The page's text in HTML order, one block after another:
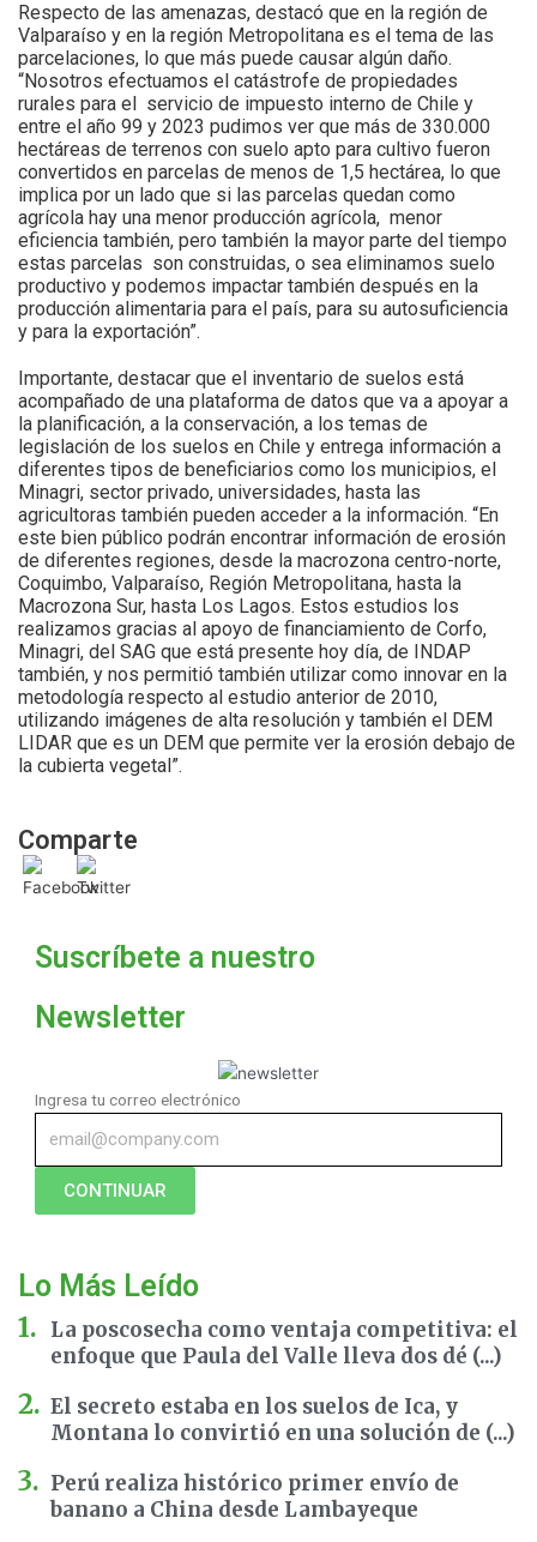
Comparte
Respecto de las amenazas, destacó que en la región de
Valparaíso y en la región Metropolitana es el tema de las
parcelaciones, lo que más puede causar algún daño.
“Nosotros efectuamos el catástrofe de propiedades
rurales para el servicio de impuesto interno de Chile y
entre el año 99 y 2023 pudimos ver que más de 330.000
hectáreas de terrenos con suelo apto para cultivo fueron
convertidos en parcelas de menos de 1,5 hectárea, lo que
implica por un lado que si las parcelas quedan como
agrícola hay una menor producción agrícola, menor
eficiencia también, pero también la mayor parte del tiempo
estas parcelas son construidas, o sea eliminamos suelo
productivo y podemos impactar también después en la
producción alimentaria para el país, para su autosuficiencia
y para la exportación”.
Importante, destacar que el inventario de suelos está
acompañado de una plataforma de datos que va a apoyar a
la planificación, a la conservación, a los temas de
legislación de los suelos en Chile y entrega información a
diferentes tipos de beneficiarios como los municipios, el
Minagri, sector privado, universidades, hasta las
agricultoras también pueden acceder a la información. “En
este bien público podrán encontrar información de erosión
de diferentes regiones, desde la macrozona centro-norte,
Coquimbo, Valparaíso, Región Metropolitana, hasta la
Macrozona Sur, hasta Los Lagos. Estos estudios los
realizamos gracias al apoyo de financiamiento de Corfo,
Minagri, del SAG que está presente hoy día, de INDAP
también, y nos permitió también utilizar como innovar en la
metodología respecto al estudio anterior de 2010,
utilizando imágenes de alta resolución y también el DEM
LIDAR que es un DEM que permite ver la erosión debajo de
la cubierta vegetal”.
Suscríbete a nuestro
Newsletter
Ingresa tu correo electrónico
CONTINUAR
Lo Más Leído
La poscosecha como ventaja competitiva: el
enfoque que Paula del Valle lleva dos dé (...)
El secreto estaba en los suelos de Ica, y
Montana lo convirtió en una solución de (...)
Perú realiza histórico primer envío de
banano a China desde Lambayeque